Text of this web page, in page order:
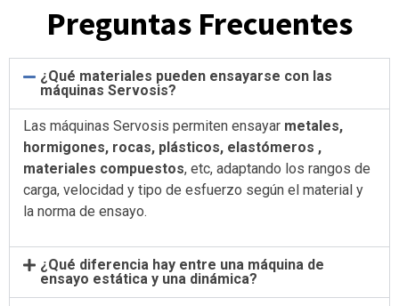
Preguntas Frecuentes
¿Qué materiales pueden ensayarse con las
máquinas Servosis?
Las máquinas Servosis permiten ensayar metales,
hormigones, rocas, plásticos, elastómeros ,
materiales compuestos, etc, adaptando los rangos de
carga, velocidad y tipo de esfuerzo según el material y
la norma de ensayo.
¿Qué diferencia hay entre una máquina de
ensayo estática y una dinámica?